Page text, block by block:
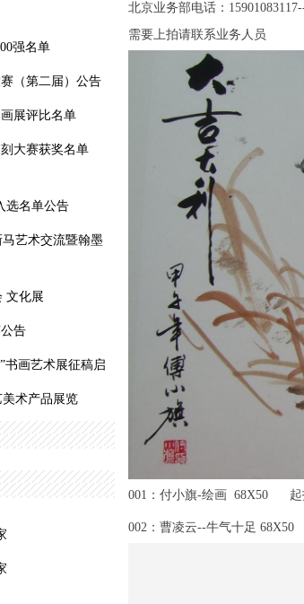
强名单
（第二届）公告
展评比名单
大赛获奖名单
选名单公告
艺术交流暨翰墨
文化展
告
书画艺术展征稿启
术产品展览
北京业务部电话：
需要上拍请联系业务人员
001：付小旗-绘画 68X50 起